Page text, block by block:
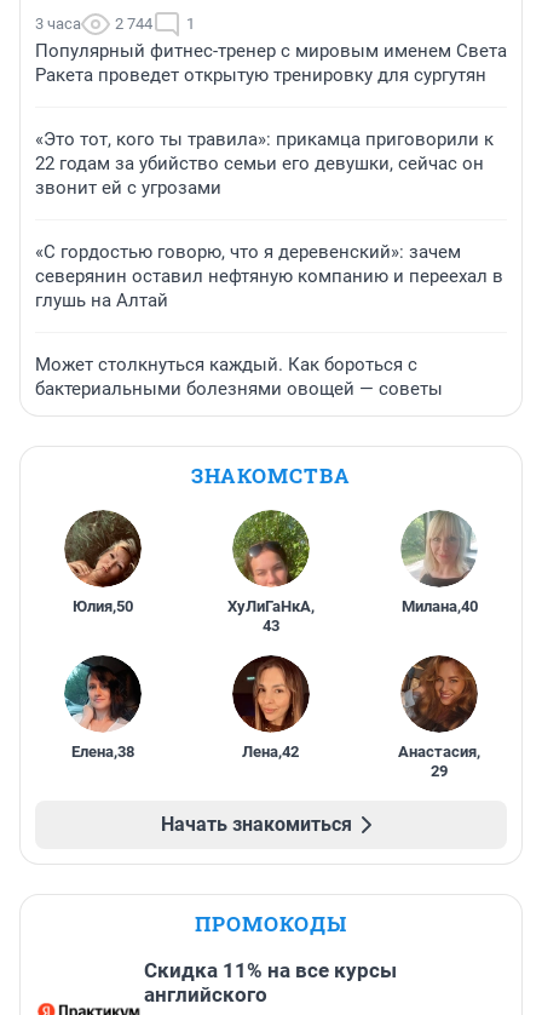
3 часа 2 744 1
Популярный фитнес-тренер с мировым именем Света
Ракета проведет открытую тренировку для сургутян
«Это тот, кого ты травила»: прикамца приговорили к
22 годам за убийство семьи его девушки, сейчас он
звонит ей с угрозами
«С гордостью говорю, что я деревенский»: зачем
северянин оставил нефтяную компанию и переехал в
глушь на Алтай
Может столкнуться каждый. Как бороться с
бактериальными болезнями овощей — советы
ЗНАКОМСТВА
Юлия,50 ХуЛиГаНкА,
43
Милана,40
Елена,38 Лена,42 Анастасия,
29
Начать знакомиться
ПРОМОКОДЫ
Скидка 11% на все курсы
английского